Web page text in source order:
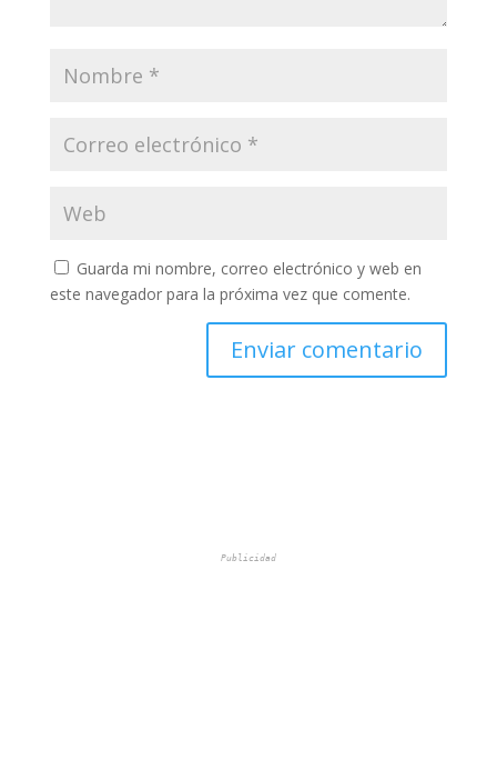
Guarda mi nombre, correo electrónico y web en
este navegador para la próxima vez que comente.
Publicidad